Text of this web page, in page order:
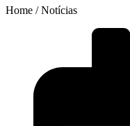
Home / Notícias